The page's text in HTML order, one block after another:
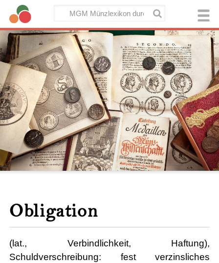
Obligation
(lat., Verbindlichkeit, Haftung),
Schuldverschreibung: fest verzinsliches